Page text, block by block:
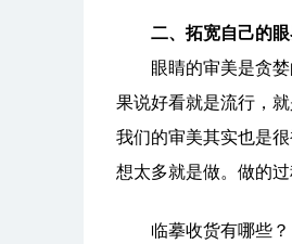
二、拓宽自己的
眼睛的审美是贪婪
果说好看就是流行，
我们的审美其实也是
想太多就是做。做的
临摹收货有哪些？